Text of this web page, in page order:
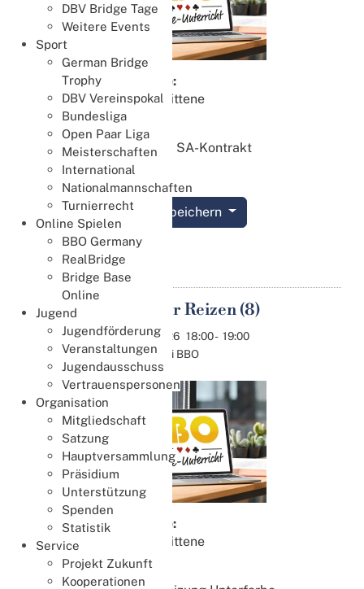
DBV Bridge Tage
Weitere Events
Sport
German Bridge
Trophy
DBV Vereinspokal
Bundesliga
Open Paar Liga
Meisterschaften
International
Nationalmannschaften
Turnierrecht
Online Spielen
BBO Germany
RealBridge
Bridge Base
Online
Jugend
Jugendförderung
Veranstaltungen
Jugendausschuss
Vertrauenspersonen
Organisation
Mitgliedschaft
Satzung
Hauptversammlung
Präsidium
Unterstützung
Spenden
Statistik
Service
Projekt Zukunft
Kooperationen
Zielgruppe:
Fortgeschrittene
Lektion 10:
Wettlauf im SA-Kontrakt
Termin speichern
Details
14
Aug.
Alles über Reizen (8)
14.08.2026 18:00- 19:00
Online bei BBO
Zielgruppe:
Fortgeschrittene
Lektion 8: